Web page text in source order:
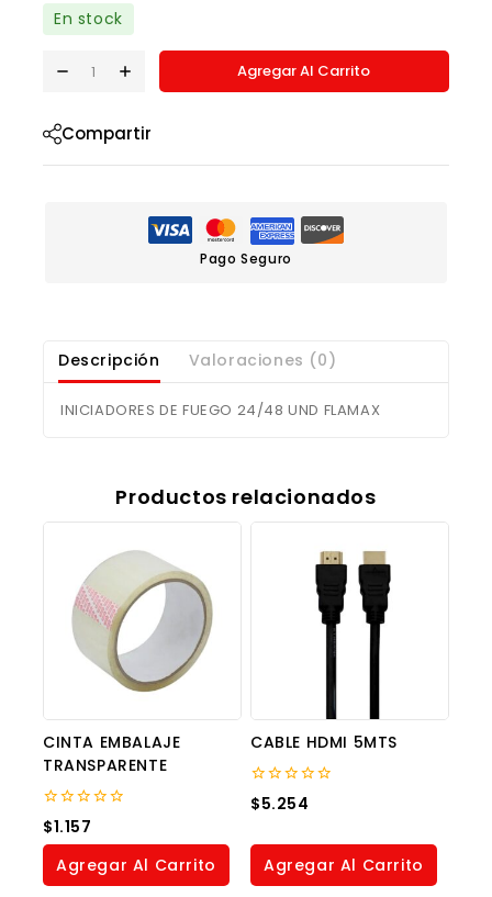
En stock
Agregar Al Carrito
Compartir
Pago Seguro
Descripción Valoraciones (0)
INICIADORES DE FUEGO 24/48 UND FLAMAX
Productos relacionados
CINTA EMBALAJE
TRANSPARENTE
0
out
of
$1.157
Agregar Al Carrito
CABLE HDMI 5MTS
0
out
5
$5.254
Agregar Al Carrito